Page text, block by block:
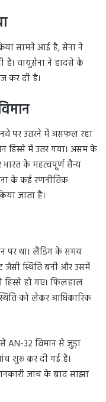
सामने आई है, सेना ने
है। वायुसेना ने हादसे के
कर दी है।
पर उतरने में असफल रहा
हिस्से में उतर गया। असम के
भारत के महत्वपूर्ण सैन्य
के कई रणनीतिक
जाता है।
पर था। लैंडिंग के समय
जैसी स्थिति बनी और उसमें
हो गए। फिलहाल
को लेकर आधिकारिक
AN-32 विमान से जुड़ा
शुरू कर दी गई है।
जांच के बाद साझा